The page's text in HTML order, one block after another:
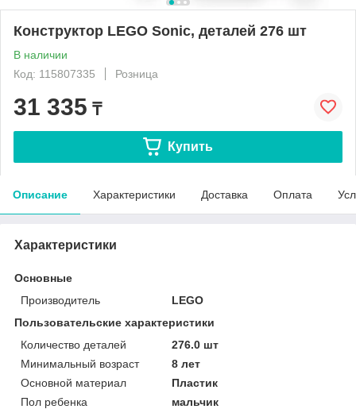
Конструктор LEGO Sonic, деталей 276 шт
В наличии
Код: 115807335
Розница
31 335 ₸
Купить
Описание Характеристики Доставка Оплата
Характеристики
Основные
Производитель
LEGO
Пользовательские характеристики
Количество деталей
276.0 шт
Минимальный возраст
8 лет
Основной материал
Пластик
Пол ребенка
мальчик